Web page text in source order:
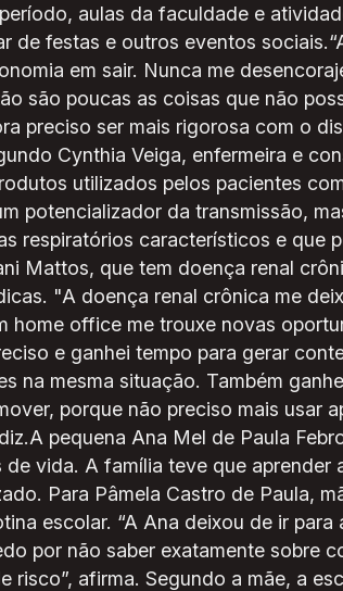
aulas da faculdade e
de festas e outros eventos
em sair. Nunca me
são poucas as coisas que não
preciso ser mais rigorosa com o
Cynthia Veiga, enfermeira e
utilizados pelos pacientes
potencializador da transmissão,
respiratórios característicos e que
Mattos, que tem doença renal
"A doença renal crônica me
home office me trouxe novas
e ganhei tempo para gerar
na mesma situação. Também
porque não preciso mais usar
pequena Ana Mel de Paula
vida. A família teve que aprender
Para Pâmela Castro de Paula,
escolar. “A Ana deixou de ir
por não saber exatamente sobre
risco”, afirma. Segundo a mãe, a